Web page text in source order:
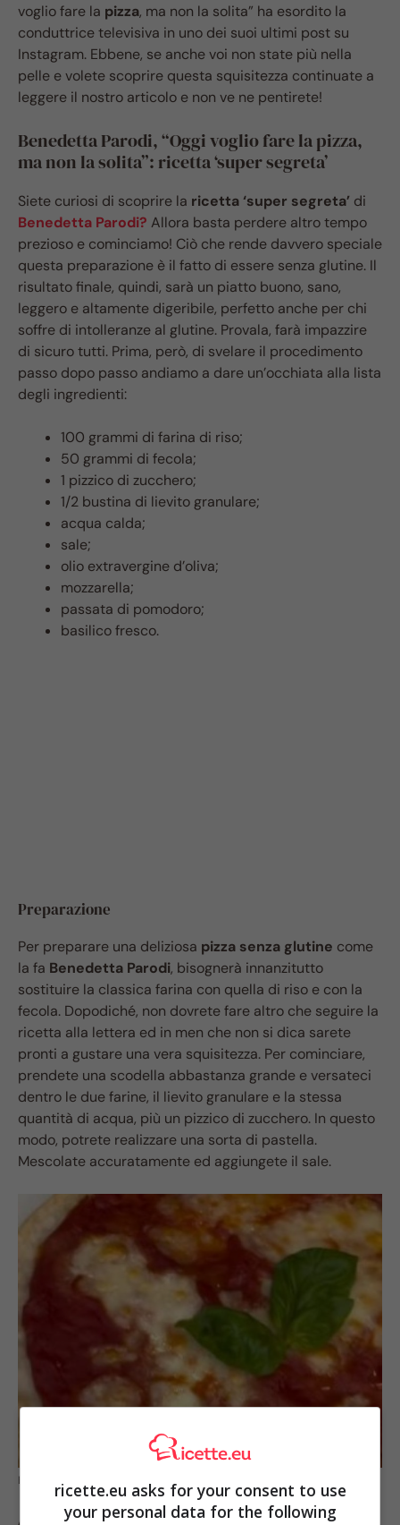
voglio fare la pizza, ma non la solita” ha esordito la
conduttrice televisiva in uno dei suoi ultimi post su
Instagram. Ebbene, se anche voi non state più nella
pelle e volete scoprire questa squisitezza continuate a
leggere il nostro articolo e non ve ne pentirete!
Benedetta Parodi, “Oggi voglio fare la pizza,
ma non la solita”: ricetta ‘super segreta’
Siete curiosi di scoprire la ricetta ‘super segreta’ di
Benedetta Parodi? Allora basta perdere altro tempo
prezioso e cominciamo! Ciò che rende davvero speciale
questa preparazione è il fatto di essere senza glutine. Il
risultato finale, quindi, sarà un piatto buono, sano,
leggero e altamente digeribile, perfetto anche per chi
soffre di intolleranze al glutine. Provala, farà impazzire
di sicuro tutti. Prima, però, di svelare il procedimento
passo dopo passo andiamo a dare un’occhiata alla lista
degli ingredienti:
100 grammi di farina di riso;
50 grammi di fecola;
1 pizzico di zucchero;
1/2 bustina di lievito granulare;
acqua calda;
sale;
olio extravergine d’oliva;
mozzarella;
passata di pomodoro;
basilico fresco.
Preparazione
Per preparare una deliziosa pizza senza glutine come
la fa Benedetta Parodi, bisognerà innanzitutto
sostituire la classica farina con quella di riso e con la
fecola. Dopodiché, non dovrete fare altro che seguire la
ricetta alla lettera ed in men che non si dica sarete
pronti a gustare una vera squisitezza. Per cominciare,
prendete una scodella abbastanza grande e versateci
dentro le due farine, il lievito granulare e la stessa
quantità di acqua, più un pizzico di zucchero. In questo
modo, potrete realizzare una sorta di pastella.
Mescolate accuratamente ed aggiungete il sale.
Benedetta Parodi pizza. Credits: Instagram
A questo punto, non sarà necessario impastare a lungo,
ricette.eu asks for your consent to use
your personal data for the following